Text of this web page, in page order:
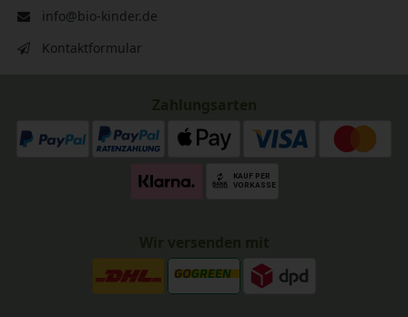
info@bio-kinder.de
Kontaktformular
Zahlungsarten
Wir versenden mit